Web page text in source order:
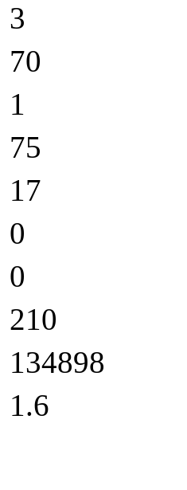
3
70
1
75
17
0
0
210
134898
1.6